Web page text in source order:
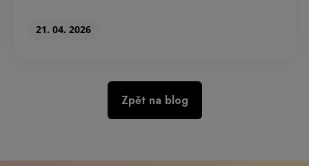
21. 04. 2026
Zpět na blog